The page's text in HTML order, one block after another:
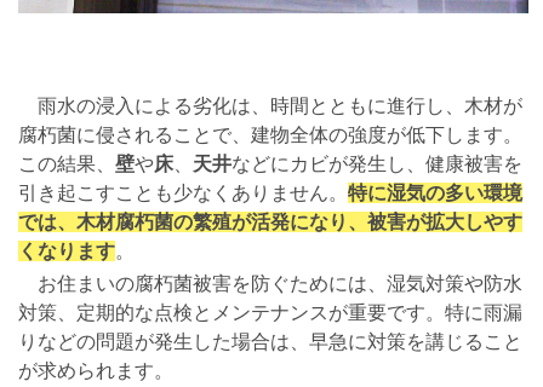
雨水の浸入による劣化は、時間とともに進行し、木材が
腐朽菌に侵されることで、建物全体の強度が低下します。
この結果、 壁や床、 天井などにカビが発生し、健康被害を
引き起こすことも少なくありません。 特に湿気の多い環境
では、木材腐朽菌の繁殖が活発になり、被害が拡大しやす
くなります。
お住まいの腐朽菌被害を防ぐためには、湿気対策や防水
対策、定期的な点検とメンテナンスが重要です。特に雨漏
りなどの問題が発生した場合は、早急に対策を講じること
が求められます。